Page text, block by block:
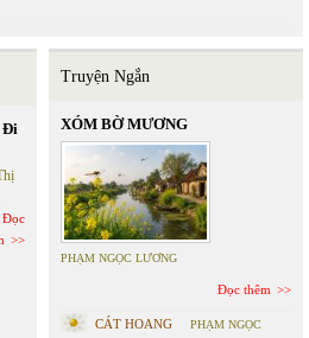
Đi
Đọc
Truyện Ngắn
XÓM BỜ MƯƠNG
PHẠM NGỌC LƯƠNG
Đọc thêm
CÁT HOANG
PHẠM NGỌC